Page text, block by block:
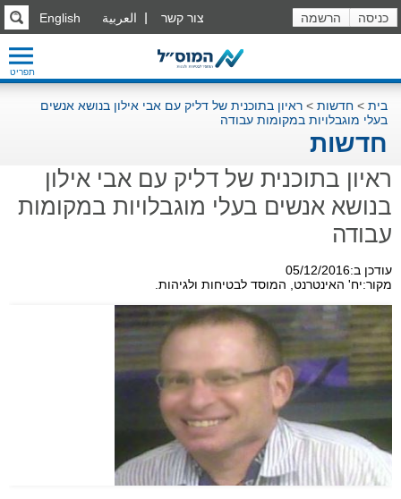
כניסה הרשמה English العربية צור קשר
תפריט
בית > חדשות > ראיון בתוכנית של דליק עם אבי אילון בנושא אנשים
בעלי מוגבלויות במקומות עבודה
חדשות
ראיון בתוכנית של דליק עם אבי אילון
בנושא אנשים בעלי מוגבלויות במקומות
עבודה
עודכן ב:05/12/2016
מקור:יח' האינטרנט, המוסד לבטיחות ולגיהות.